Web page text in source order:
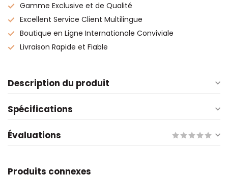
Gamme Exclusive et de Qualité
Excellent Service Client Multilingue
Boutique en Ligne Internationale Conviviale
Livraison Rapide et Fiable
Description du produit
Spécifications
Évaluations
Produits connexes